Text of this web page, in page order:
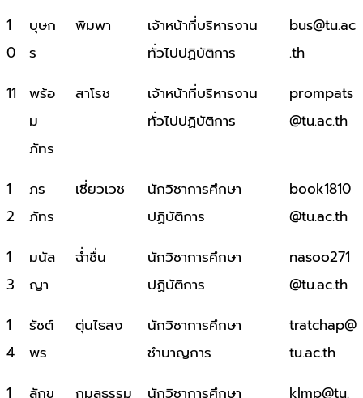
1
0
บุษก
ร
พิมพา
เจ้าหน้าที่บริหารงาน
ทั่วไปปฏิบัติการ
bus@tu.ac
.th
11
พร้อ
ม
ภัทร
สาโรช
เจ้าหน้าที่บริหารงาน
ทั่วไปปฏิบัติการ
prompats
@tu.ac.th
1
2
ภร
ภัทร
เชี่ยวเวช
นักวิชาการศึกษา
ปฏิบัติการ
book1810
@tu.ac.th
1
3
มนัส
ญา
ฉ่ำชื่น
นักวิชาการศึกษา
ปฏิบัติการ
nasoo271
@tu.ac.th
1
4
รัชต์
พร
ตุ่นไธสง
นักวิชาการศึกษา
ชำนาญการ
tratchap@
tu.ac.th
1
ลักข กมลธรรม นักวิชาการศึกษา klmp@tu.